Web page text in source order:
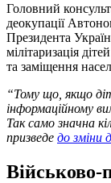
Головний
деокупації
Президента
мілітаризація
та заміщення
“Тому що, якщо
інформаційному
Так само значна
призведе до зміни
Військово-